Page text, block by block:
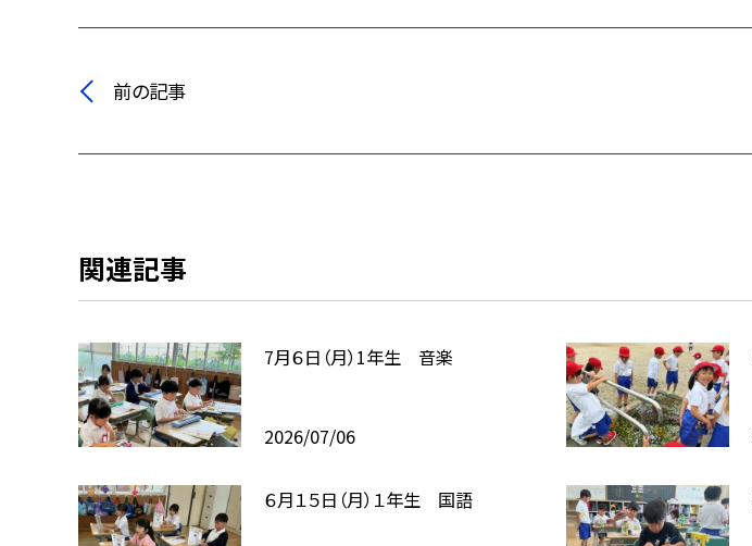
前の記事
関連記事
7月６日（月）1年生 音楽
2026/07/06
６月１５日（月）１年生 国語